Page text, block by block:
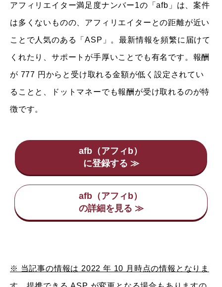
アフィリエイター満足度ナンバー1の「afb」は、案件
は多くないものの、アフィリエイターとの距離が近い
ことで人気のある「ASP」。最新情報を頻繁に届けて
くれたり、サポートが手厚いことでも有名です。報酬
が 777 円からと受け取れる金額が低く設定されてい
ることと、ドットマネーでも報酬が受け取れるのが特
徴です。
afb（アフィb）
afb（アフィb）
※ 当記事の情報は 2022 年 10 月時点の情報となりま